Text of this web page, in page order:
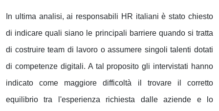
In ultima analisi, ai responsabili HR italiani è stato chiesto
di indicare quali siano le principali barriere quando si tratta
di costruire team di lavoro o assumere singoli talenti dotati
di competenze digitali. A tal proposito gli intervistati hanno
indicato come maggiore difficoltà il trovare il corretto
equilibrio tra l'esperienza richiesta dalle aziende e lo